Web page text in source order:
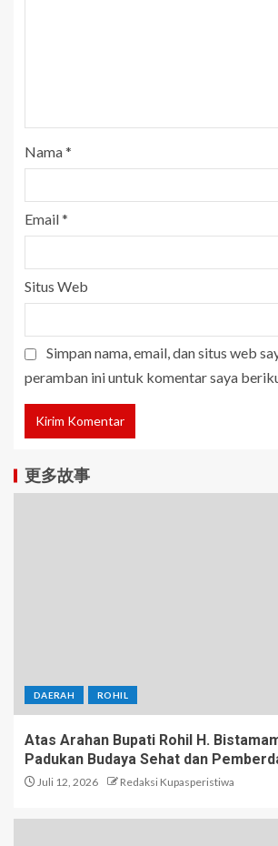
Nama*
Email*
Situs Web
Simpan nama, email, dan situs web
peramban ini untuk komentar saya
更多故事
DAERAH ROHIL
Atas Arahan Bupati Rohil H.
Padukan Budaya Sehat dan
Juli 12, 2026 Redaksi Kupasperistiwa